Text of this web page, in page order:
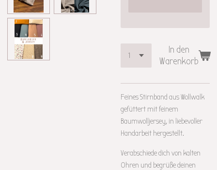
In den
Warenkorb
Feines Stirnband aus Wollwalk
gefüttert mit feinem
Baumwolljersey, in liebevoller
Handarbeit hergestellt.
Verabschiede dich von kalten
Ohren und begrüße deinen